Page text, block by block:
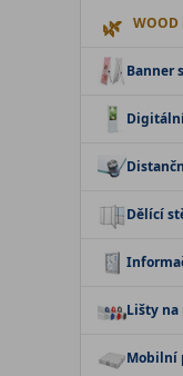
Banner
Dělící
Lišty
Mobilní